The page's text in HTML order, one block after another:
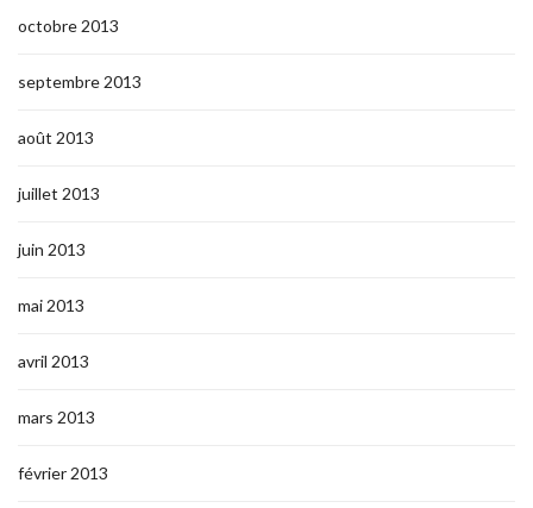
octobre 2013
septembre 2013
août 2013
juillet 2013
juin 2013
mai 2013
avril 2013
mars 2013
février 2013